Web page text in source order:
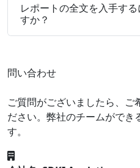
レポートの全文を入手す
すか？
問い合わせ
ご質問がございましたら、ご
ださい。弊社のチームができ
す。